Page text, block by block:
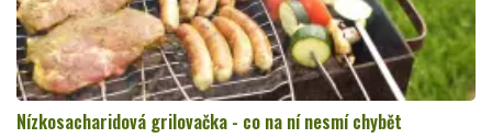
Nízkosacharidová grilovačka - co na ní nesmí chybět